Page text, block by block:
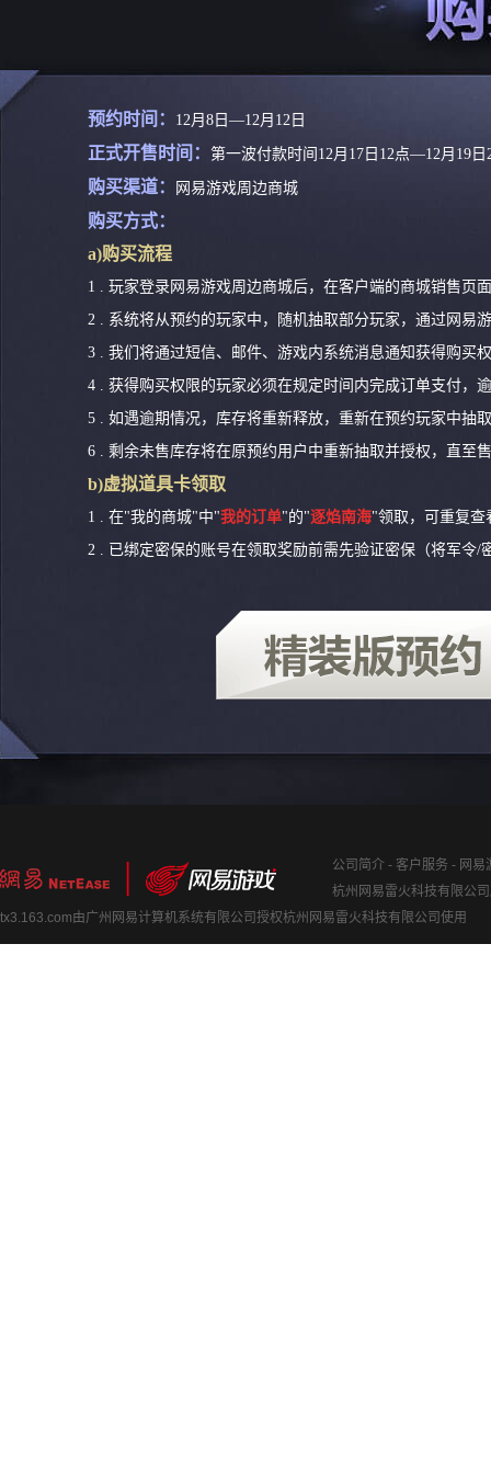
预约时间： 12月8日—12月12日
正式开售时间： 第一波付款时间12月17日12点—12月19
购买渠道： 网易游戏周边商城
购买方式：
a)购买流程
1 . 玩家登录网易游戏周边商城后，在客户端的商城销售页
2 . 系统将从预约的玩家中，随机抽取部分玩家，通过网易
3 . 我们将通过短信、邮件、游戏内系统消息通知获得购买
4 . 获得购买权限的玩家必须在规定时间内完成订单支付，
5 . 如遇逾期情况，库存将重新释放，重新在预约玩家中抽
6 . 剩余未售库存将在原预约用户中重新抽取并授权，直至
b)虚拟道具卡领取
1 . 在"我的商城"中"我的订单"的"逐焰南海"领取，可重复查
2 . 已绑定密保的账号在领取奖励前需先验证密保（将军令/
公司简介 - 客户服务 - 网易
杭州网易雷火科技有限公
tx3.163.com由广州网易计算机系统有限公司授权杭州网易雷火科技有限公司使用